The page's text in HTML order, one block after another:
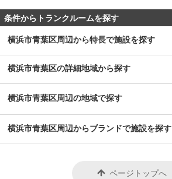
条件からトランクルームを探す
横浜市青葉区周辺から特長で施設を探す
横浜市青葉区の詳細地域から探す
横浜市青葉区周辺の地域で探す
横浜市青葉区周辺からブランドで施設を探す
ページトップへ